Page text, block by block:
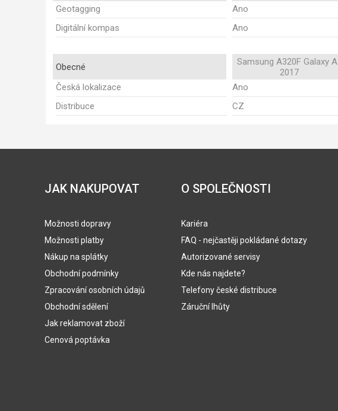
Geotagging
Ano
Digitální kompas
Ano
Obecné
Samsung A320F Galaxy
2017
Česká lokalizace
Ano
Distribuce
CZ
JAK NAKUPOVAT
Možnosti dopravy
Možnosti platby
Nákup na splátky
Obchodní podmínky
Zpracování osobních údajů
Obchodní sdělení
Jak reklamovat zboží
Cenová poptávka
O SPOLEČNOSTI
Kariéra
FAQ - nejčastěji pokládané dotazy
Autorizované servisy
Kde nás najdete?
Telefony české distribuce
Záruční lhůty